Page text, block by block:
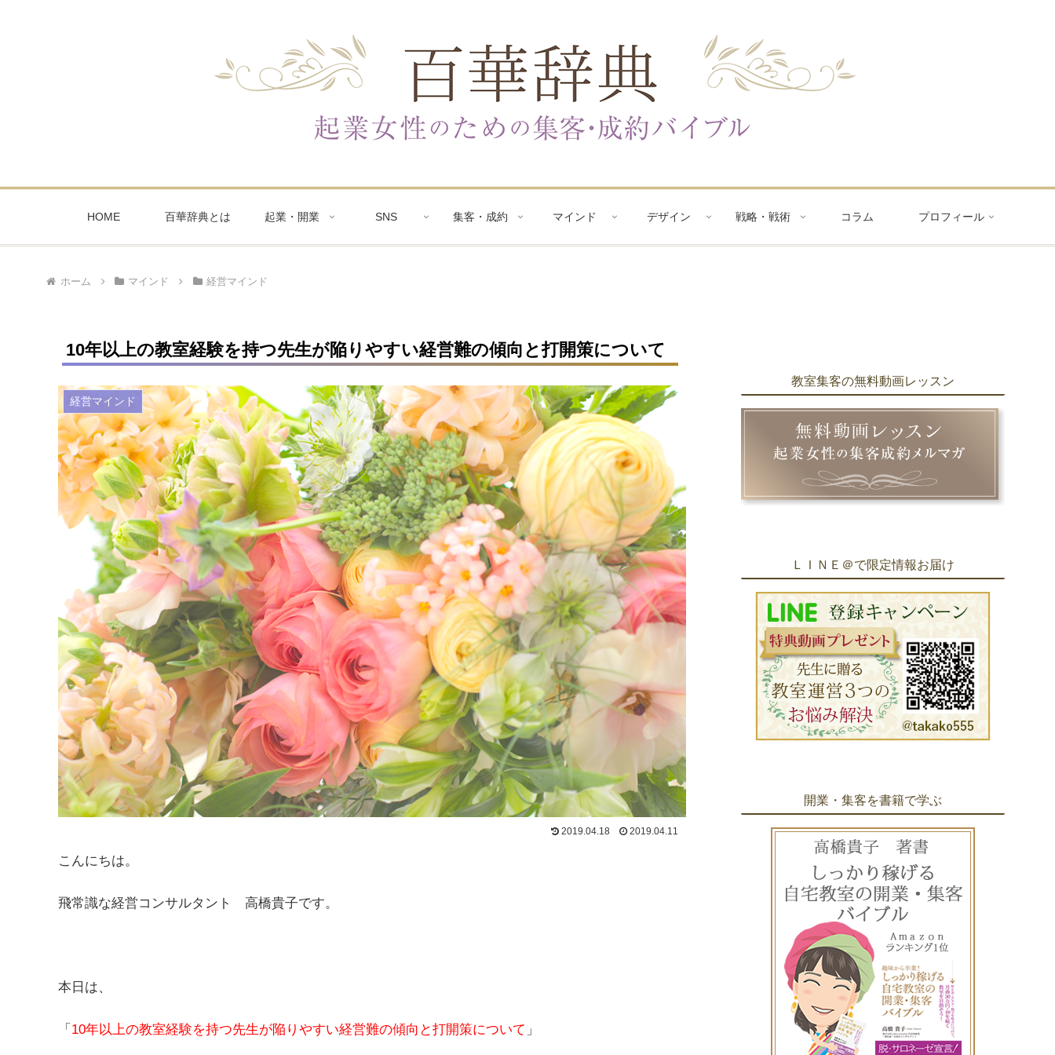
HOME 百華辞典とは 起業・開業 SNS 集客・成約 マインド デザイン 戦略・戦術 コラム プロフィール
ホーム マインド 経営マインド
10年以上の教室経験を持つ先生が陥りやすい経営難の傾向と打開策について
経営マインド
2019.04.18 2019.04.11
こんにちは。
飛常識な経営コンサルタント 高橋貴子です。
本日は、
「 10年以上の教室経験を持つ先生が陥りやすい経営難の傾向と打開策について 」
教室集客の無料動画レッスン
ＬＩＮＥ＠で限定情報お届け
開業・集客を書籍で学ぶ